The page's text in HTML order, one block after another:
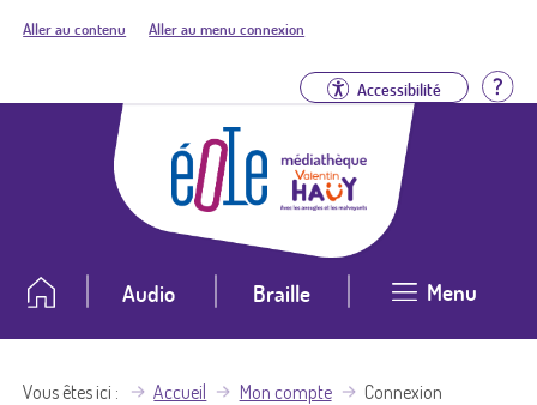
Aller au contenu Aller au menu connexion
Accessibilité
Audio Braille Menu
Vous êtes ici Accueil Mon compte Connexion